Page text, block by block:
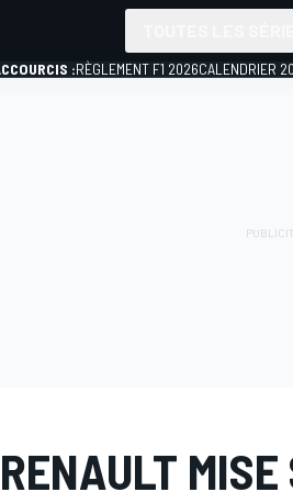
:RÈGLEMENT F1 2026CALENDRIER
MISE